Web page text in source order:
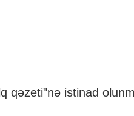
qəzeti"nə istinad